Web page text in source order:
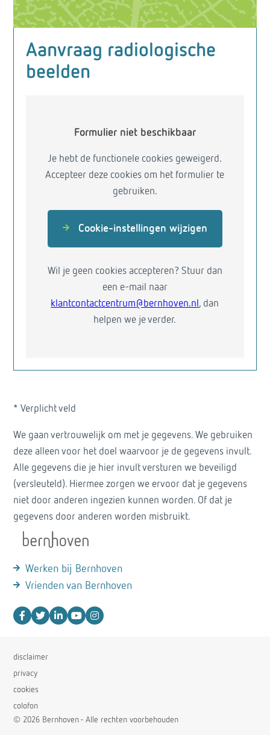
Aanvraag radiologische
beelden
Formulier niet beschikbaar
Je hebt de functionele cookies geweigerd.
Accepteer deze cookies om het formulier te
gebruiken.
Cookie-instellingen wijzigen
Wil je geen cookies accepteren? Stuur dan
een e-mail naar
klantcontactcentrum@bernhoven.nl, dan
helpen we je verder.
* Verplicht veld
We gaan vertrouwelijk om met je gegevens. We gebruiken
deze alleen voor het doel waarvoor je de gegevens invult.
Alle gegevens die je hier invult versturen we beveiligd
(versleuteld). Hiermee zorgen we ervoor dat je gegevens
niet door anderen ingezien kunnen worden. Of dat je
gegevens door anderen worden misbruikt.
Werken bij Bernhoven
Vrienden van Bernhoven
disclaimer
privacy
cookies
colofon
© 2026 Bernhoven - Alle rechten voorbehouden